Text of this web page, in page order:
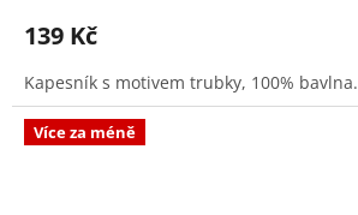
139 Kč
Kapesník s motivem trubky, 100% bavlna.
Více za méně